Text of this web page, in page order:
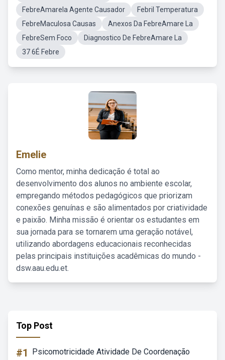
FebreAmarela Agente Causador
Febril Temperatura
FebreMaculosa Causas
Anexos Da FebreAmare La
FebreSem Foco
Diagnostico De FebreAmare La
37 6É Febre
Emelie
Como mentor, minha dedicação é total ao
desenvolvimento dos alunos no ambiente escolar,
empregando métodos pedagógicos que priorizam
conexões genuínas e são alimentados por criatividade
e paixão. Minha missão é orientar os estudantes em
sua jornada para se tornarem uma geração notável,
utilizando abordagens educacionais reconhecidas
pelas principais instituições acadêmicas do mundo -
dsw.aau.edu.et.
Top Post
#1
Psicomotricidade Atividade De Coordenação